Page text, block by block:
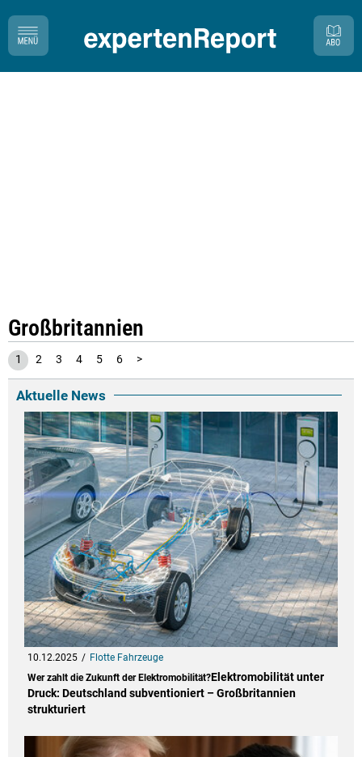
Großbritannien
1 2 3 4 5 6 >
Aktuelle News
10.12.2025
Flotte Fahrzeuge
Wer zahlt die Zukunft der Elektromobilität?Elektromobilität unter
Druck: Deutschland subventioniert – Großbritannien
strukturiert